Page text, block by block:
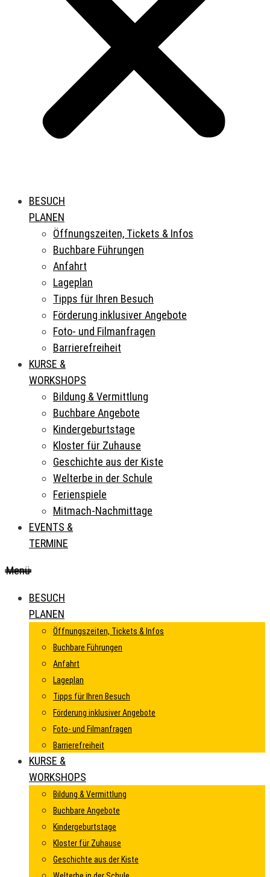
BESUCH
PLANEN
Öffnungszeiten, Tickets & Infos
Buchbare Führungen
Anfahrt
Lageplan
Tipps für Ihren Besuch
Förderung inklusiver Angebote
Foto- und Filmanfragen
Barrierefreiheit
KURSE &
WORKSHOPS
Bildung & Vermittlung
Buchbare Angebote
Kindergeburtstage
Kloster für Zuhause
Geschichte aus der Kiste
Welterbe in der Schule
Ferienspiele
Mitmach-Nachmittage
EVENTS &
TERMINE
Menü
BESUCH
PLANEN
Öffnungszeiten, Tickets & Infos
Buchbare Führungen
Anfahrt
Lageplan
Tipps für Ihren Besuch
Förderung inklusiver Angebote
Foto- und Filmanfragen
Barrierefreiheit
KURSE &
WORKSHOPS
Bildung & Vermittlung
Buchbare Angebote
Kindergeburtstage
Kloster für Zuhause
Geschichte aus der Kiste